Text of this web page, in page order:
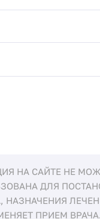
НА САЙТЕ НЕ
ДЛЯ
НАЗНАЧЕНИЯ
ПРИЕМ ВРАЧА.